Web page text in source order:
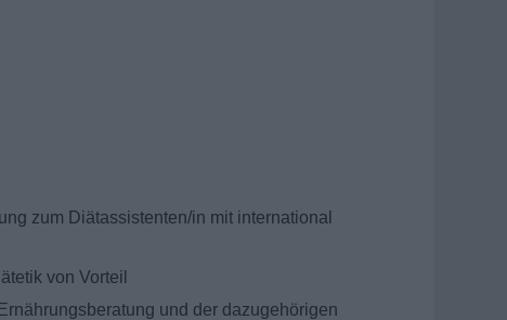
zum Diätassistenten/in mit international
von Vorteil
und der dazugehörigen